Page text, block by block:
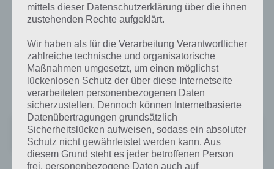
spielen wollen, dann haben wir hier nachfolgend beide
Downloadlinks aus dem jeweiligen Store für dich rausgesucht.
Besitzt du also ein Android Smartphone oder Tablet, dann kannst du
die Room Escape App Survivor Zombie Outbreak ganz bequem,
kostenlos und legal über den Google Play Store unter folgendem
Link installieren:
Survivor: Zombie Outbreak
Preis:Kostenlos
mittels dieser Datenschutzerklärung über die ihnen
zustehenden Rechte aufgeklärt.
Wir haben als für die Verarbeitung Verantwortlicher
zahlreiche technische und organisatorische
Maßnahmen umgesetzt, um einen möglichst
lückenlosen Schutz der über diese Internetseite
verarbeiteten personenbezogenen Daten
sicherzustellen. Dennoch können Internetbasierte
Datenübertragungen grundsätzlich
Sicherheitslücken aufweisen, sodass ein absoluter
Schutz nicht gewährleistet werden kann. Aus
diesem Grund steht es jeder betroffenen Person
frei, personenbezogene Daten auch auf